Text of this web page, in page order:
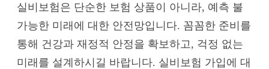
실비보험은 단순한 보험 상품이 아니라, 예측 불
가능한 미래에 대한 안전망입니다. 꼼꼼한 준비를
통해 건강과 재정적 안정을 확보하고, 걱정 없는
미래를 설계하시길 바랍니다. 실비보험 가입에 대